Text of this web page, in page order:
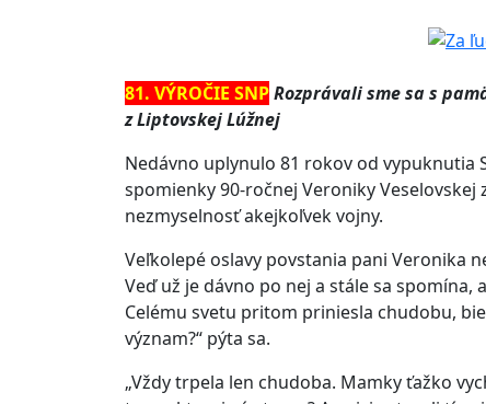
81. VÝROČIE SNPRozprávali sme sa s
z Liptovskej Lúžnej
Nedávno uplynulo 81 rokov od vypuknutia
spomienky 90-ročnej Veroniky
nezmyselnosť akejkoľvek vojny.
Veľkolepé oslavy povstania pani Veronika
Veď už je dávno po nej a stále sa
Celému svetu pritom priniesla chudobu,
význam?“ pýta sa.
„Vždy trpela len chudoba. Mamky ťažko